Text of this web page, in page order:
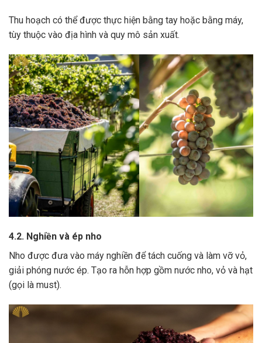
Thu hoạch có thể được thực hiện bằng tay hoặc bằng máy,
tùy thuộc vào địa hình và quy mô sản xuất.
4.2. Nghiền và ép nho
Nho được đưa vào máy nghiền để tách cuống và làm vỡ vỏ,
giải phóng nước ép. Tạo ra hỗn hợp gồm nước nho, vỏ và hạt
(gọi là must).